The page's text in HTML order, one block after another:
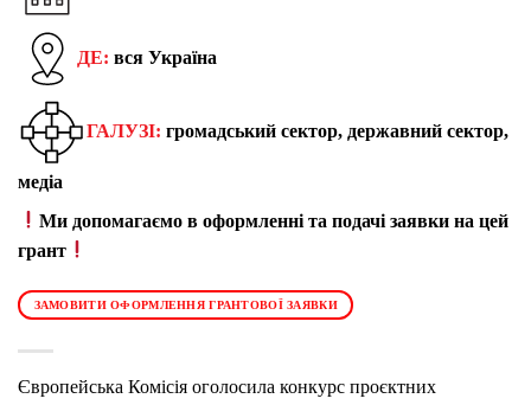
ДЕ: вся Україна
ГАЛУЗІ: громадський сектор, державний сектор,
медіа
Ми допомагаємо в оформленні та подачі заявки на цей
грант
ЗАМОВИТИ ОФОРМЛЕННЯ ГРАНТОВОЇ ЗАЯВКИ
Європейська Комісія оголосила конкурс проєктних